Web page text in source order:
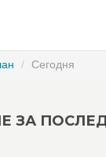
Сегодня
ЗА